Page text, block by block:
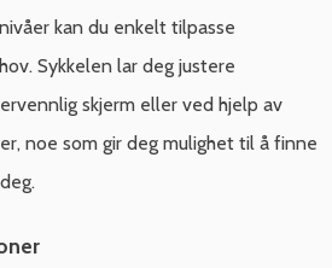
kan du enkelt tilpasse
Sykkelen lar deg justere
skjerm eller ved hjelp av
noe som gir deg mulighet til å finne